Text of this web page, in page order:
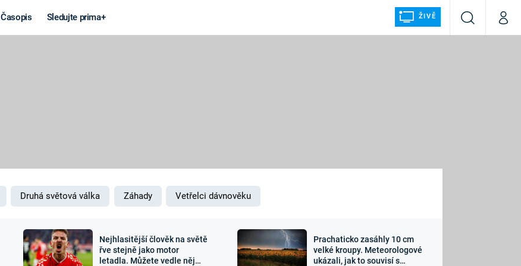
Časopis Sledujte prima+ ŽIVĚ
VyhledáváníMůj
MARS
Záhady a
Zajímavosti Sledujte nás
Druhá světová válka Záhady Vetřelci dávnověku
Nejhlasitější člověk na světě
řve stejně jako motor
letadla. Můžete vedle něj
Prachaticko zasáhly 10 cm
velké kroupy. Meteorologové
ukázali, jak to souvisí s